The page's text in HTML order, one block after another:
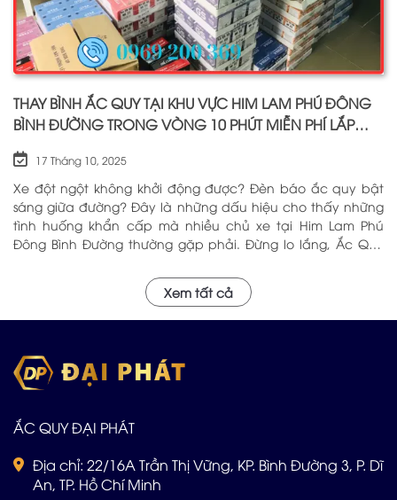
THAY BÌNH ẮC QUY TẠI KHU VỰC HIM LAM PHÚ ĐÔNG
BÌNH ĐƯỜNG TRONG VÒNG 10 PHÚT MIỄN PHÍ LẮP
17 Tháng 10, 2025
Xe đột ngột không khởi động được? Đèn báo ắc quy bật
sáng giữa đường? Đây là những dấu hiệu cho thấy những
tình huống khẩn cấp mà nhiều chủ xe tại Him Lam Phú
Đông Bình Đường thường gặp phải. Đừng lo lắng, Ắc Quy
tôi tự hào là địa chỉ đáng tin cậy cung cấp Ắc Quy Tại Him
Lam Phú Đông Bình Đường với chất lượng hàng đầu và dịch
vụ chuyên nghiệp sẽ phục vụ Quý khách tận nơi. Hãy Alo
Xem tất cả
ẮC QUY ĐẠI PHÁT
Địa chỉ: 22/16A Trần Thị Vững, KP. Bình Đường 3, P. Dĩ
An, TP. Hồ Chí Minh